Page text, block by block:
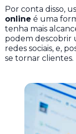
Por conta disso,
online é uma
tenha mais
podem descobrir
redes sociais, e,
se tornar clientes.